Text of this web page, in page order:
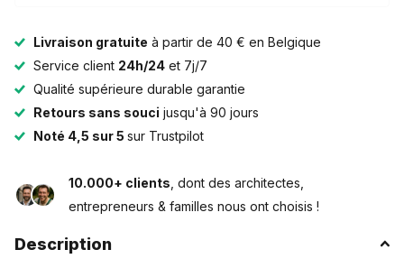
Livraison gratuite à partir de 40 € en Belgique
Service client 24h/24 et 7j/7
Qualité supérieure durable garantie
Retours sans souci jusqu'à 90 jours
Noté 4,5 sur 5 sur Trustpilot
10.000+ clients , dont des architectes,
entrepreneurs & familles nous ont choisis !
Description